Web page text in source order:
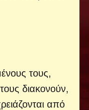
τους,
διακονούν,
από